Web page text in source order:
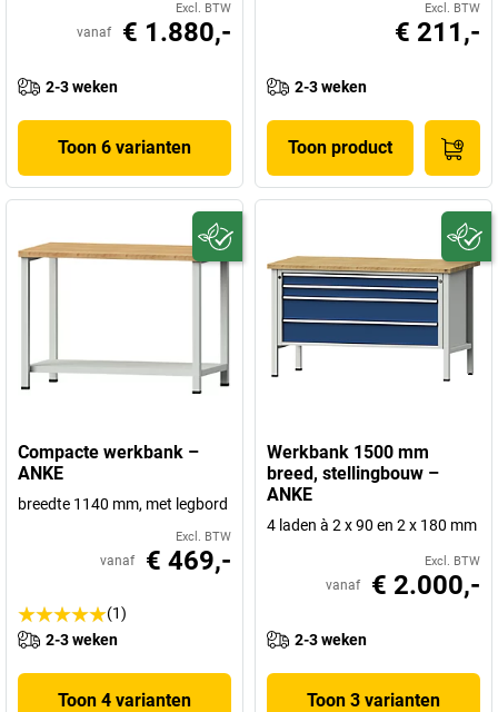
Excl. BTW
vanaf € 1.880,-
2-3 weken
Toon 6 varianten
Excl. BTW
€ 211,-
2-3 weken
Toon product
Compacte werkbank –
ANKE
breedte 1140 mm, met legbord
Excl. BTW
vanaf € 469,-
(1)
2-3 weken
Toon 4 varianten
Werkbank 1500 mm
breed, stellingbouw –
ANKE
4 laden à 2 x 90 en 2 x 180 mm
Excl. BTW
vanaf € 2.000,-
2-3 weken
Toon 3 varianten